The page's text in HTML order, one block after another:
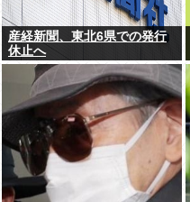
産経新聞、東北6県での発行
休止へ